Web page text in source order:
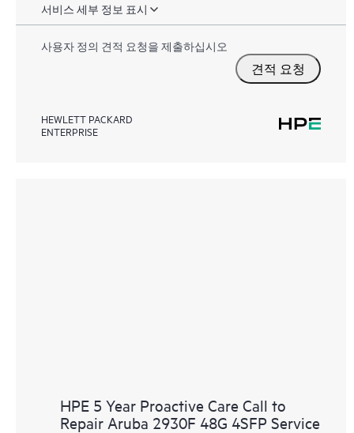
서비스 세부 정보 표시
사용자 정의 견적 요청을 제출하십시오
견적 요청
HEWLETT PACKARD
ENTERPRISE
HPE 5 Year Proactive Care Call to
Repair Aruba 2930F 48G 4SFP Service